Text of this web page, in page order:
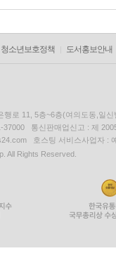
청소년보호정책 도서홍보안내
행로 11, 5층~6층(여의도동,일신
37000 통신판매업신고 : 제
호스팅 서비스사업자 :
All Rights Reserved.